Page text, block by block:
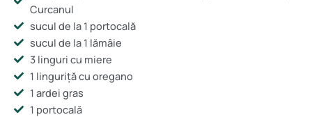
Curcanul
sucul de la 1 portocală
sucul de la 1 lămâie
3 linguri cu miere
1 linguriță cu oregano
1 ardei gras
1 portocală